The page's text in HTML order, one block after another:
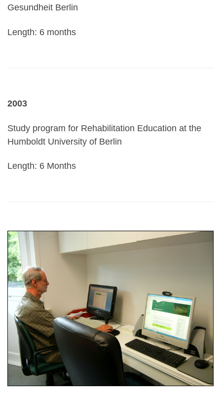
Gesundheit Berlin
Length: 6 months
2003
Study program for Rehabilitation Education at the
Humboldt University of Berlin
Length: 6 Months